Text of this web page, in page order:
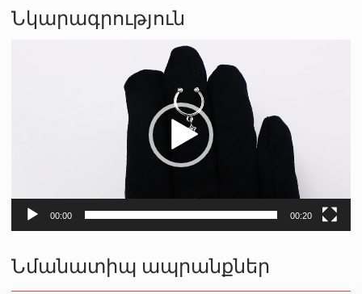
Նկարագրություն
00:00 00:20
Նմանատիպ ապրանքներ